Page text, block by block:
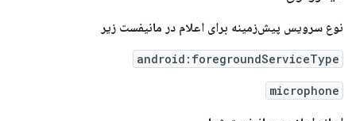
نوع سرویس پیش‌زمینه برای اعلام در مانیفست زیر
android:foregroundServiceType
microphone